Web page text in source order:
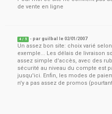
de vente en ligne
4 / 5 - parguilbal le02/01/2007
Un assez bon site: choix varié
exemple... Les délais de livraison
assez simple d'accès, avec des
sécurité au niveau du compte est
jusqu'ici. Enfin, les modes de
n'y a pas assez de promos